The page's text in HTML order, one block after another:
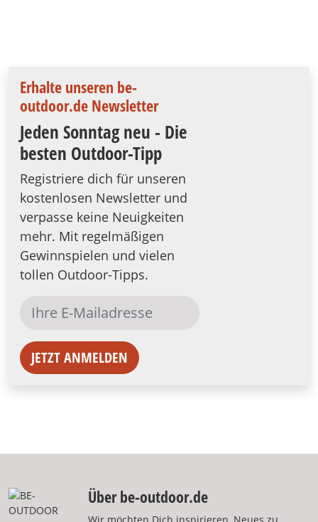
Erhalte unseren be-
outdoor.de Newsletter
Jeden Sonntag neu - Die
besten Outdoor-Tipp
Registriere dich für unseren
kostenlosen Newsletter und
verpasse keine Neuigkeiten
mehr. Mit regelmäßigen
Gewinnspielen und vielen
tollen Outdoor-Tipps.
JETZT ANMELDEN
Über be-outdoor.de